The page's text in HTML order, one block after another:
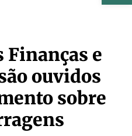
e
ouvidos
sobre